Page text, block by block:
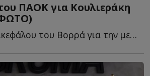
ΠΑΟΚ για Κουλιεράκη
Οι ευχές του Δικεφάλου του Βορρά για την μεγάλη μεταγραφή τ...